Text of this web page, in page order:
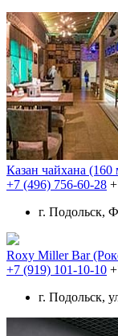
Казан чайхана (160
+7 (496) 756-60-28
г. Подольск,
Roxy Miller Bar
+7 (919) 101-10-10
г. Подольск,